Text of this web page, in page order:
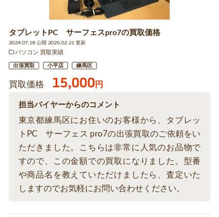
タブレットPC サーフェスpro7の買取価格
2024.07.16 公開 2025.02.21 更新
パソコン 買取実績
出張買取 小平店 練馬区
買取価格 15,000円
担当バイヤーからのコメント
東京都練馬区にお住いのお客様から、タブレッ
トPC サーフェス pro7の出張買取のご依頼をい
ただきました。こちらは非常に人気のお品物で
すので、この金額での買取になりました。型番
や商品名を教えていただけましたら、査定いた
しますのでお気軽にお問い合わせください。